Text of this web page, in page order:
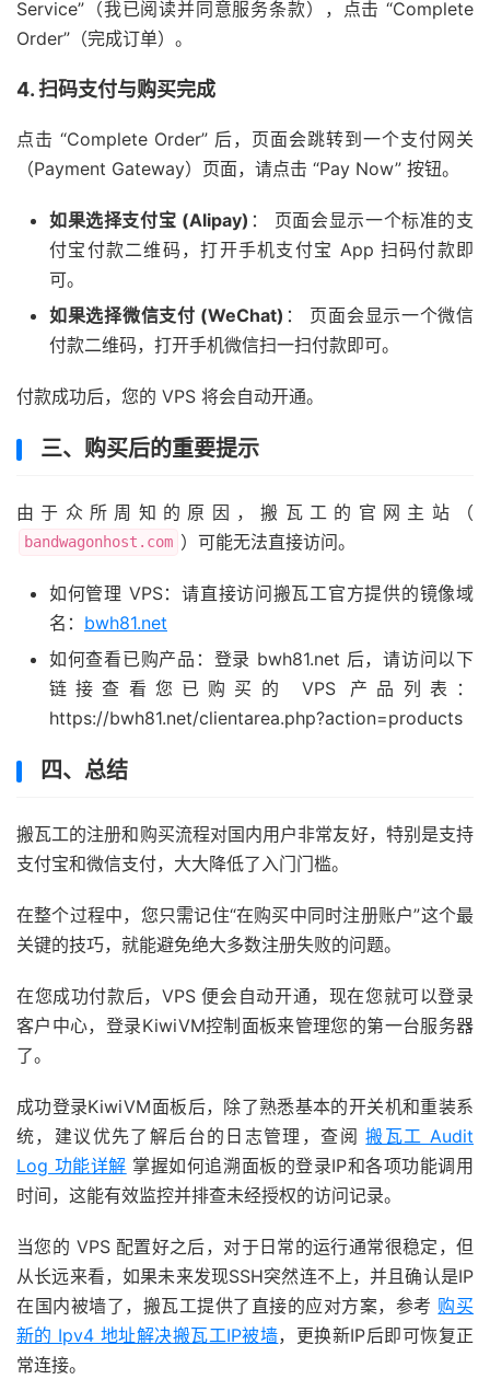
Service”（我已阅读并同意服务条款），点击 “Complete
Order”（完成订单）。
4. 扫码支付与购买完成
点击 “Complete Order” 后，页面会跳转到一个支付网关
（Payment Gateway）页面，请点击 “Pay Now” 按钮。
如果选择支付宝 (Alipay) ： 页面会显示一个标准的支
付宝付款二维码，打开手机支付宝 App 扫码付款即
可。
如果选择微信支付 (WeChat) ： 页面会显示一个微信
付款二维码，打开手机微信扫一扫付款即可。
付款成功后，您的 VPS 将会自动开通。
三、购买后的重要提示
由于众所周知的原因，搬瓦工的官网主站（
bandwagonhost.com ）可能无法直接访问。
如何管理 VPS：请直接访问搬瓦工官方提供的镜像域
名： bwh81.net
如何查看已购产品：登录 bwh81.net 后，请访问以下
链接查看您已购买的 VPS 产品列表：
https://bwh81.net/clientarea.php?action=products
四、总结
搬瓦工的注册和购买流程对国内用户非常友好，特别是支持
支付宝和微信支付，大大降低了入门门槛。
在整个过程中，您只需记住“在购买中同时注册账户”这个最
关键的技巧，就能避免绝大多数注册失败的问题。
在您成功付款后，VPS 便会自动开通，现在您就可以登录
客户中心，登录KiwiVM控制面板来管理您的第一台服务器
了。
成功登录KiwiVM面板后，除了熟悉基本的开关机和重装系
统，建议优先了解后台的日志管理，查阅搬瓦工 Audit
Log 功能详解 掌握如何追溯面板的登录IP和各项功能调用
时间，这能有效监控并排查未经授权的访问记录。
当您的 VPS 配置好之后，对于日常的运行通常很稳定，但
从长远来看，如果未来发现SSH突然连不上，并且确认是IP
在国内被墙了，搬瓦工提供了直接的应对方案，参考 购买
新的 Ipv4 地址解决搬瓦工IP被墙，更换新IP后即可恢复正
常连接。